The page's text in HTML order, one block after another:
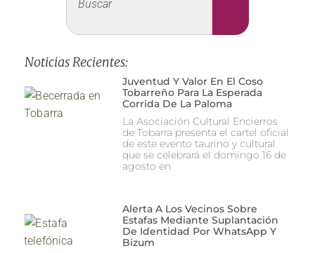
Noticias Recientes:
Juventud Y Valor En El Coso
Tobarreño Para La Esperada
Corrida De La Paloma
La Asociación Cultural Encierros
de Tobarra presenta el cartel oficial
de este evento taurino y cultural
que se celebrará el domingo 16 de
agosto en
Alerta A Los Vecinos Sobre
Estafas Mediante Suplantación
De Identidad Por WhatsApp Y
Bizum